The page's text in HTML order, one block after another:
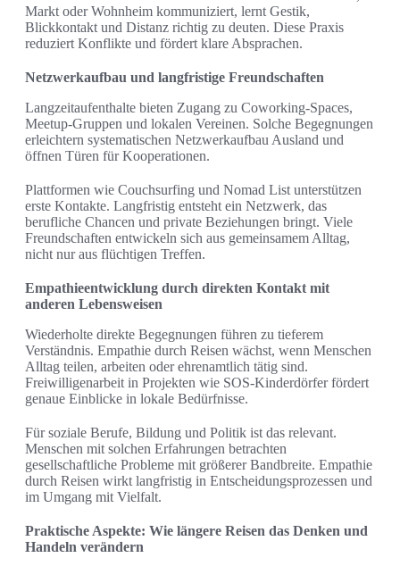
Markt oder Wohnheim kommuniziert, lernt Gestik,
Blickkontakt und Distanz richtig zu deuten. Diese Praxis
reduziert Konflikte und fördert klare Absprachen.
Netzwerkaufbau und langfristige Freundschaften
Langzeitaufenthalte bieten Zugang zu Coworking-Spaces,
Meetup-Gruppen und lokalen Vereinen. Solche Begegnungen
erleichtern systematischen Netzwerkaufbau Ausland und
öffnen Türen für Kooperationen.
Plattformen wie Couchsurfing und Nomad List unterstützen
erste Kontakte. Langfristig entsteht ein Netzwerk, das
berufliche Chancen und private Beziehungen bringt. Viele
Freundschaften entwickeln sich aus gemeinsamem Alltag,
nicht nur aus flüchtigen Treffen.
Empathieentwicklung durch direkten Kontakt mit
anderen Lebensweisen
Wiederholte direkte Begegnungen führen zu tieferem
Verständnis. Empathie durch Reisen wächst, wenn Menschen
Alltag teilen, arbeiten oder ehrenamtlich tätig sind.
Freiwilligenarbeit in Projekten wie SOS-Kinderdörfer fördert
genaue Einblicke in lokale Bedürfnisse.
Für soziale Berufe, Bildung und Politik ist das relevant.
Menschen mit solchen Erfahrungen betrachten
gesellschaftliche Probleme mit größerer Bandbreite. Empathie
durch Reisen wirkt langfristig in Entscheidungsprozessen und
im Umgang mit Vielfalt.
Praktische Aspekte: Wie längere Reisen das Denken und
Handeln verändern